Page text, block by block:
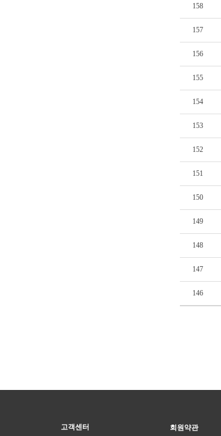
158
157
156
155
154
153
152
151
150
149
148
147
146
고객센터 회원약관